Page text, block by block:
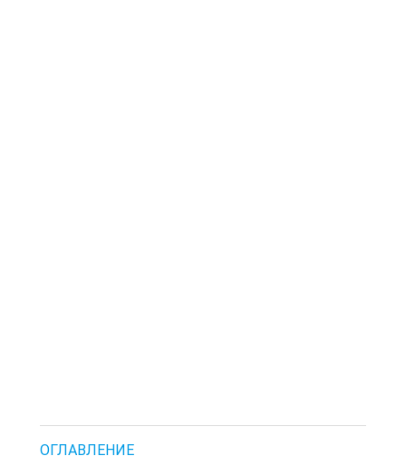
ОГЛАВЛЕНИЕ